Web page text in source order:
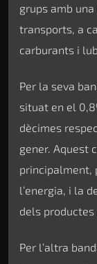
grups amb
transports, a
carburants i
Per la seva
situat en el
dècimes
gener. Aquest
principalment,
l’energia, i la
dels
Per l’altra